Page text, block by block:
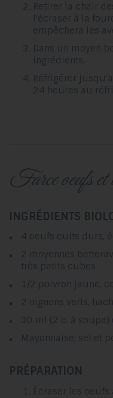
Retirer la chair
l'écraser à la
empêchera les
Dans un moyen
ingrédients.
Réfrigérer
24 heures au
farce oeufs
INGRÉDIENTS
4 oeufs cuits durs,
2 moyennes
très petits cubes
1/2 poivron jaune,
2 oignons verts,
30 ml (2 c. à
Mayonnaise, sel et
PRÉPARATION
Écraser les